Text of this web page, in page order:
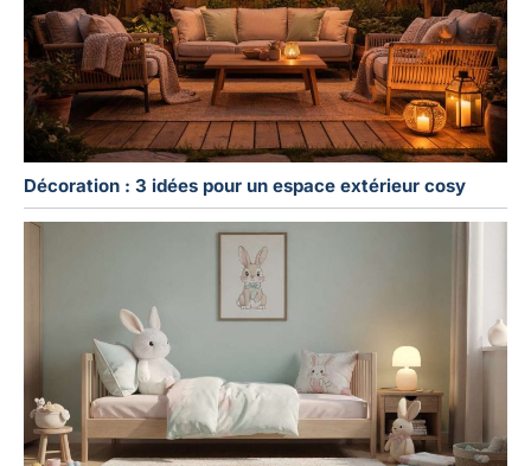
Décoration : 3 idées pour un espace extérieur cosy